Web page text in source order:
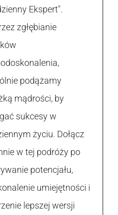
Ekspert".
zgłębianie
podążamy
mądrości, by
sukcesy w
życiu. Dołącz
w tej podróży po
potencjału,
umiejętności i
lepszej wersji